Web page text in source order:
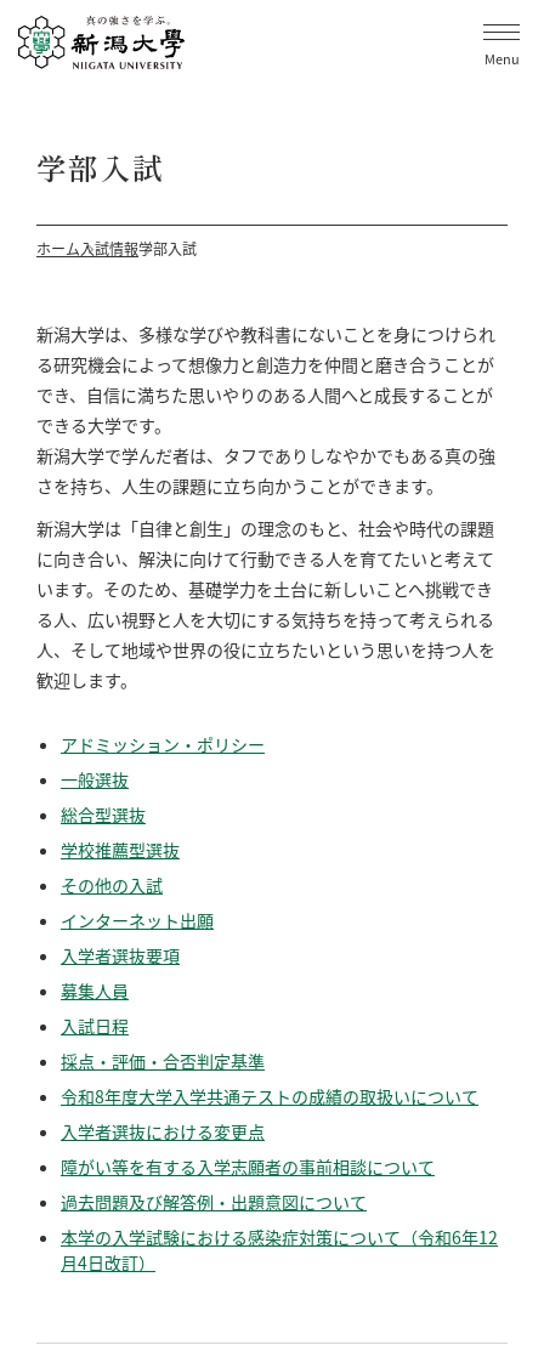
Menu
学部入試
ホーム入試情報学部入試
新潟大学は、多様な学びや教科書にないことを身につけられ
る研究機会によって想像力と創造力を仲間と磨き合うことが
でき、自信に満ちた思いやりのある人間へと成長することが
できる大学です。
新潟大学で学んだ者は、タフでありしなやかでもある真の強
さを持ち、人生の課題に立ち向かうことができます。
新潟大学は「自律と創生」の理念のもと、社会や時代の課題
に向き合い、解決に向けて行動できる人を育てたいと考えて
います。そのため、基礎学力を土台に新しいことへ挑戦でき
る人、広い視野と人を大切にする気持ちを持って考えられる
人、そして地域や世界の役に立ちたいという思いを持つ人を
歓迎します。
アドミッション・ポリシー
一般選抜
総合型選抜
学校推薦型選抜
その他の入試
インターネット出願
入学者選抜要項
募集人員
入試日程
採点・評価・合否判定基準
令和8年度大学入学共通テストの成績の取扱いについて
入学者選抜における変更点
障がい等を有する入学志願者の事前相談について
過去問題及び解答例・出題意図について
本学の入学試験における感染症対策について（令和6年12
月4日改訂）